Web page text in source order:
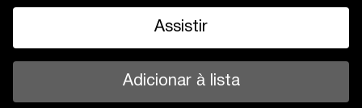
Assistir
Adicionar à lista